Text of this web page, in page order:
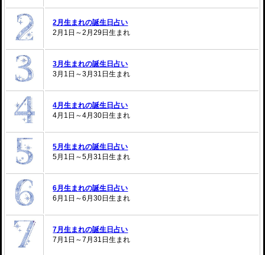
2月生まれの誕生日占い
2月1日～2月29日生まれ
3月生まれの誕生日占い
3月1日～3月31日生まれ
4月生まれの誕生日占い
4月1日～4月30日生まれ
5月生まれの誕生日占い
5月1日～5月31日生まれ
6月生まれの誕生日占い
6月1日～6月30日生まれ
7月生まれの誕生日占い
7月1日～7月31日生まれ